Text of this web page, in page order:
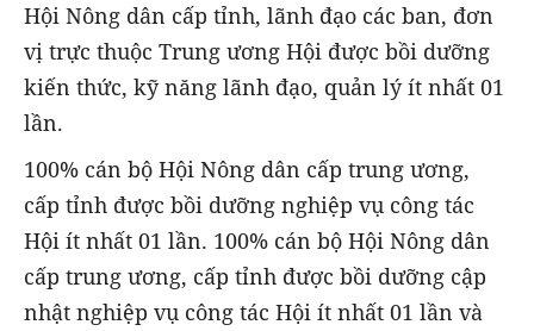
Hội Nông dân cấp tỉnh, lãnh đạo các ban, đơn
vị trực thuộc Trung ương Hội được bồi dưỡng
kiến thức, kỹ năng lãnh đạo, quản lý ít nhất 01
lần.
100% cán bộ Hội Nông dân cấp trung ương,
cấp tỉnh được bồi dưỡng nghiệp vụ công tác
Hội ít nhất 01 lần. 100% cán bộ Hội Nông dân
cấp trung ương, cấp tỉnh được bồi dưỡng cập
nhật nghiệp vụ công tác Hội ít nhất 01 lần và